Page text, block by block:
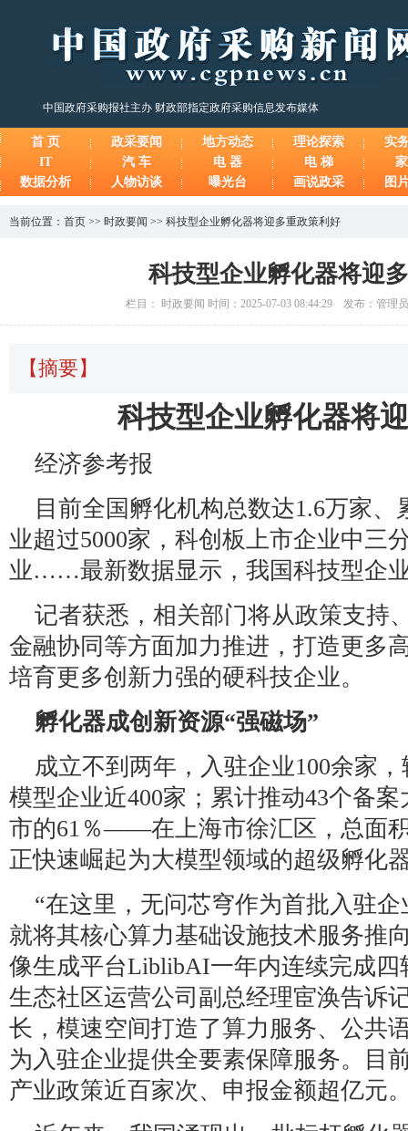
中国政府采购报社主办 财政部指定政府采购信息发布媒体
首 页 政采要闻 地方动态 理论探索
实
IT
汽 车 电 器 电 梯
数据分析
人物访谈 曝光台 画说政采 图
当前位置： 首页 >> 时政要闻 >> 科技型企业孵化器将迎多重政策利好
科技型企业孵化器将迎
栏目： 时政要闻 时间：2025-07-03 08:44:29 发布：管理
【摘要】
科技型企业孵化器将
经济参考报
目前全国孵化机构总数达1.6万家
业超过5000家，科创板上市企业中三
业……最新数据显示，我国科技型企
记者获悉，相关部门将从政策支持
金融协同等方面加力推进，打造更多
培育更多创新力强的硬科技企业。
孵化器成创新资源“强磁场”
成立不到两年，入驻企业100余家
模型企业近400家；累计推动43个备
市的61％——在上海市徐汇区，总面
正快速崛起为大模型领域的超级孵化
“在这里，无问芯穹作为首批入驻
就将其核心算力基础设施技术服务推
像生成平台LiblibAI一年内连续完成四
生态社区运营公司副总经理宦涣告诉
长，模速空间打造了算力服务、公共
为入驻企业提供全要素保障服务。目
产业政策近百家次、申报金额超亿元